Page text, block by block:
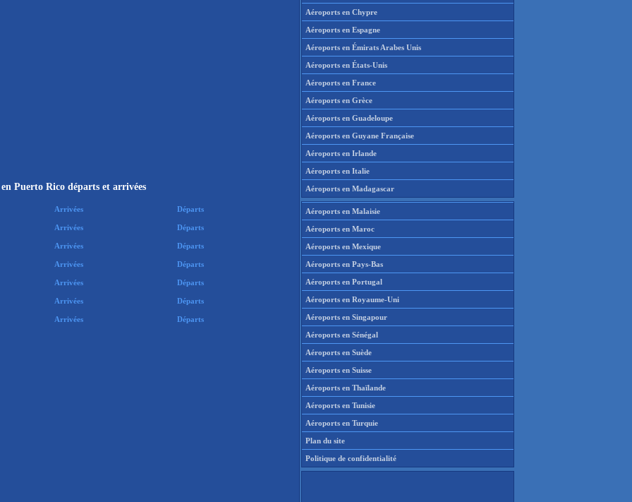
Puerto Rico départs et arrivées
Arrivées Départs
Arrivées Départs
Arrivées Départs
Arrivées Départs
Arrivées Départs
Arrivées Départs
Arrivées Départs
Aéroports en Chypre
Aéroports en Espagne
Aéroports en Émirats Arabes Unis
Aéroports en États-Unis
Aéroports en France
Aéroports en Grèce
Aéroports en Guadeloupe
Aéroports en Guyane Française
Aéroports en Irlande
Aéroports en Italie
Aéroports en Madagascar
Aéroports en Malaisie
Aéroports en Maroc
Aéroports en Mexique
Aéroports en Pays-Bas
Aéroports en Portugal
Aéroports en Royaume-Uni
Aéroports en Singapour
Aéroports en Sénégal
Aéroports en Suède
Aéroports en Suisse
Aéroports en Thaïlande
Aéroports en Tunisie
Aéroports en Turquie
Plan du site
Politique de confidentialité